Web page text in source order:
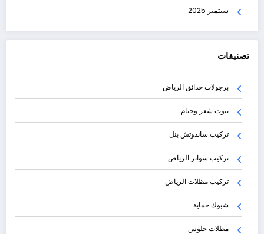
سبتمبر 2025
تصنيفات
برجولات حدائق الرياض
بيوت شعر وخيام
تركيب ساندوتش بنل
تركيب سواتر الرياض
تركيب مظلات الرياض
شبوك حماية
مظلات جلوس